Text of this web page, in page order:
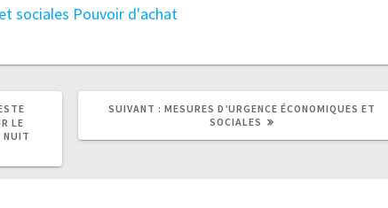
sociales Pouvoir d'achat
LE
NUIT
SUIVANT : MESURES D’URGENCE ÉCONOMIQUES ET
SOCIALES